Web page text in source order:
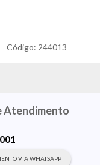
Código: 244013
Atendimento
VIA WHATSAPP